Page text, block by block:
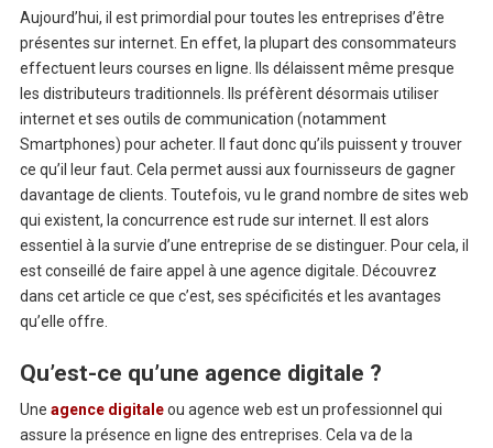
Aujourd’hui, il est primordial pour toutes les entreprises d’être
présentes sur internet. En effet, la plupart des consommateurs
effectuent leurs courses en ligne. Ils délaissent même presque
les distributeurs traditionnels. Ils préfèrent désormais utiliser
internet et ses outils de communication (notamment
Smartphones) pour acheter. Il faut donc qu’ils puissent y trouver
ce qu’il leur faut. Cela permet aussi aux fournisseurs de gagner
davantage de clients. Toutefois, vu le grand nombre de sites web
qui existent, la concurrence est rude sur internet. Il est alors
essentiel à la survie d’une entreprise de se distinguer. Pour cela, il
est conseillé de faire appel à une agence digitale. Découvrez
dans cet article ce que c’est, ses spécificités et les avantages
qu’elle offre.
Qu’est-ce qu’une agence digitale ?
Une agence digitaleou agence web est un professionnel qui
assure la présence en ligne des entreprises. Cela va de la